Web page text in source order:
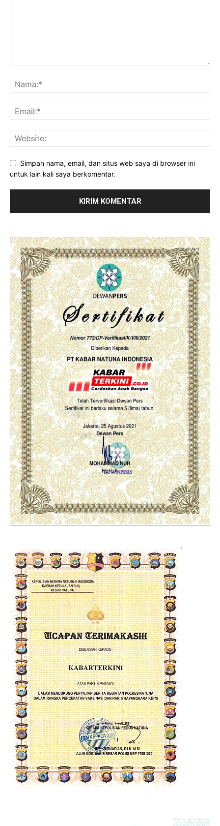
Simpan nama, email, dan situs web saya di browser ini
untuk lain kali saya berkomentar.